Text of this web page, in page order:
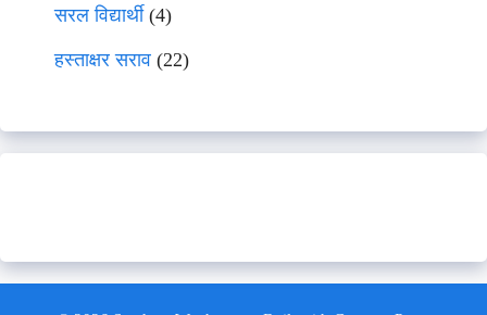
सरल विद्यार्थी(4)
हस्ताक्षर सराव (22)